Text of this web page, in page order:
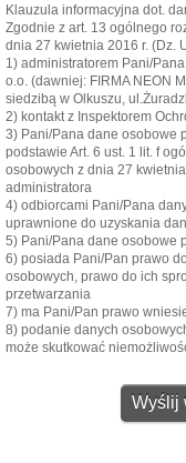
Klauzula informacyjna dot.
Zgodnie z art. 13 ogólnego
dnia 27 kwietnia 2016 r. (Dz.
1) administratorem Pani/
o.o. (dawniej: FIRMA NEON
siedzibą w Olkuszu,
2) kontakt z Inspektorem
3) Pani/Pana dane osobowe
podstawie Art. 6 ust. 1 lit. f
osobowych z dnia 27
administratora
4) odbiorcami Pani/Pana
uprawnione do uzyskania
5) Pani/Pana dane osobowe
6) posiada Pani/Pan prawo
osobowych, prawo do ich
przetwarzania
7) ma Pani/Pan prawo
8) podanie danych
może skutkować